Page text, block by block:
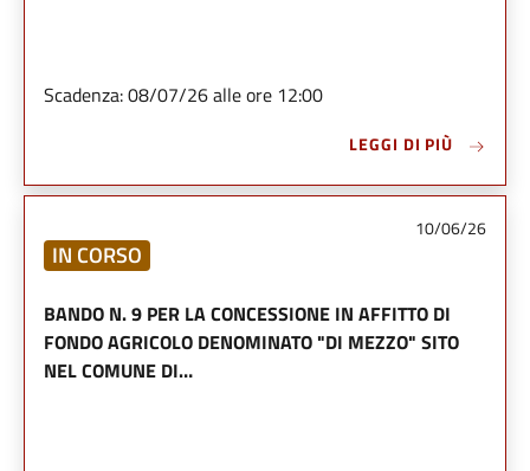
Scadenza: 08/07/26 alle ore 12:00
LEGGI DI PIÙ
10/06/26
IN CORSO
BANDO N. 9 PER LA CONCESSIONE IN AFFITTO DI
FONDO AGRICOLO DENOMINATO "DI MEZZO" SITO
NEL COMUNE DI…